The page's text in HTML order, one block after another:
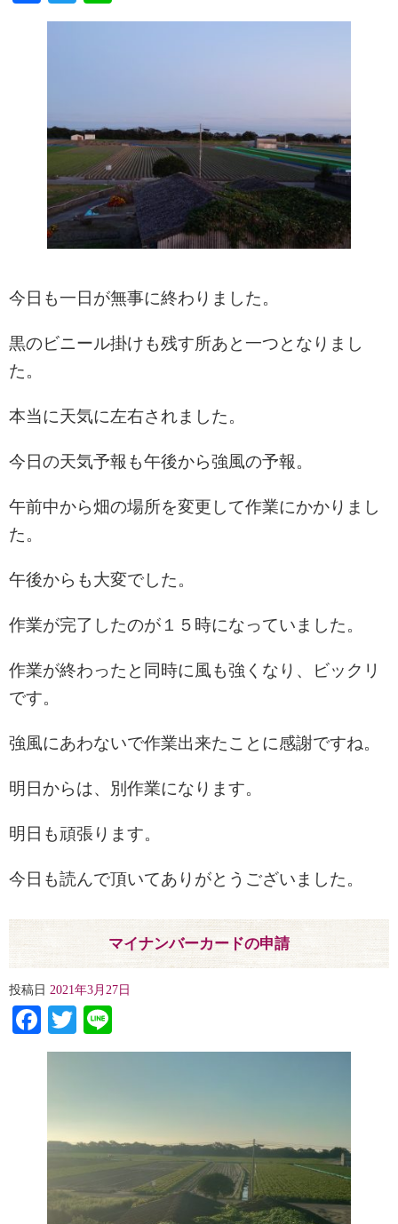
今日も一日が無事に終わりました。
黒のビニール掛けも残す所あと一つとなりまし
た。
本当に天気に左右されました。
今日の天気予報も午後から強風の予報。
午前中から畑の場所を変更して作業にかかりまし
た。
午後からも大変でした。
作業が完了したのが１５時になっていました。
作業が終わったと同時に風も強くなり、ビックリ
です。
強風にあわないで作業出来たことに感謝ですね。
明日からは、別作業になります。
明日も頑張ります。
今日も読んで頂いてありがとうございました。
マイナンバーカードの申請
投稿日 2021年3月27日
Facebook
Twitter